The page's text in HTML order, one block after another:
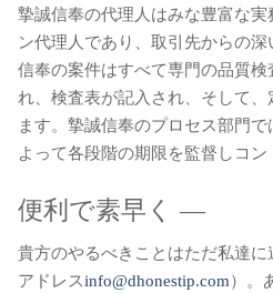
摯誠信奉の代理人はみな豊富な
ン代理人であり、取引先からの
信奉の案件はすべて専門の品質
れ、検査表が記入され、そして
ます。摯誠信奉のプロセス部門
よって各段階の期限を監督しコン
便利で素早く ―
貴方のやるべきことはただ私達
アドレスinfo@dhonestip.com）。